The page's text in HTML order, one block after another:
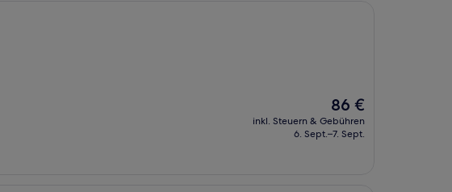
Der
Preis
beträgt
86 €
inkl. Steuern & Gebühren
6. Sept.–7. Sept.